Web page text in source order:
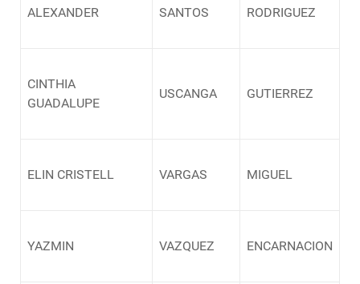
ALEXANDER SANTOS RODRIGUEZ
CINTHIA
GUADALUPE
USCANGA GUTIERREZ
ELIN CRISTELL VARGAS MIGUEL
YAZMIN VAZQUEZ ENCARNACION